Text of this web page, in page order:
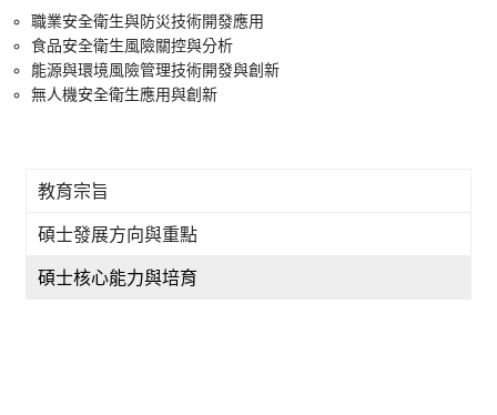
職業安全衛生與防災技術開發應用
食品安全衛生風險關控與分析
能源與環境風險管理技術開發與創新
無人機安全衛生應用與創新
教育宗旨
碩士發展方向與重點
碩士核心能力與培育